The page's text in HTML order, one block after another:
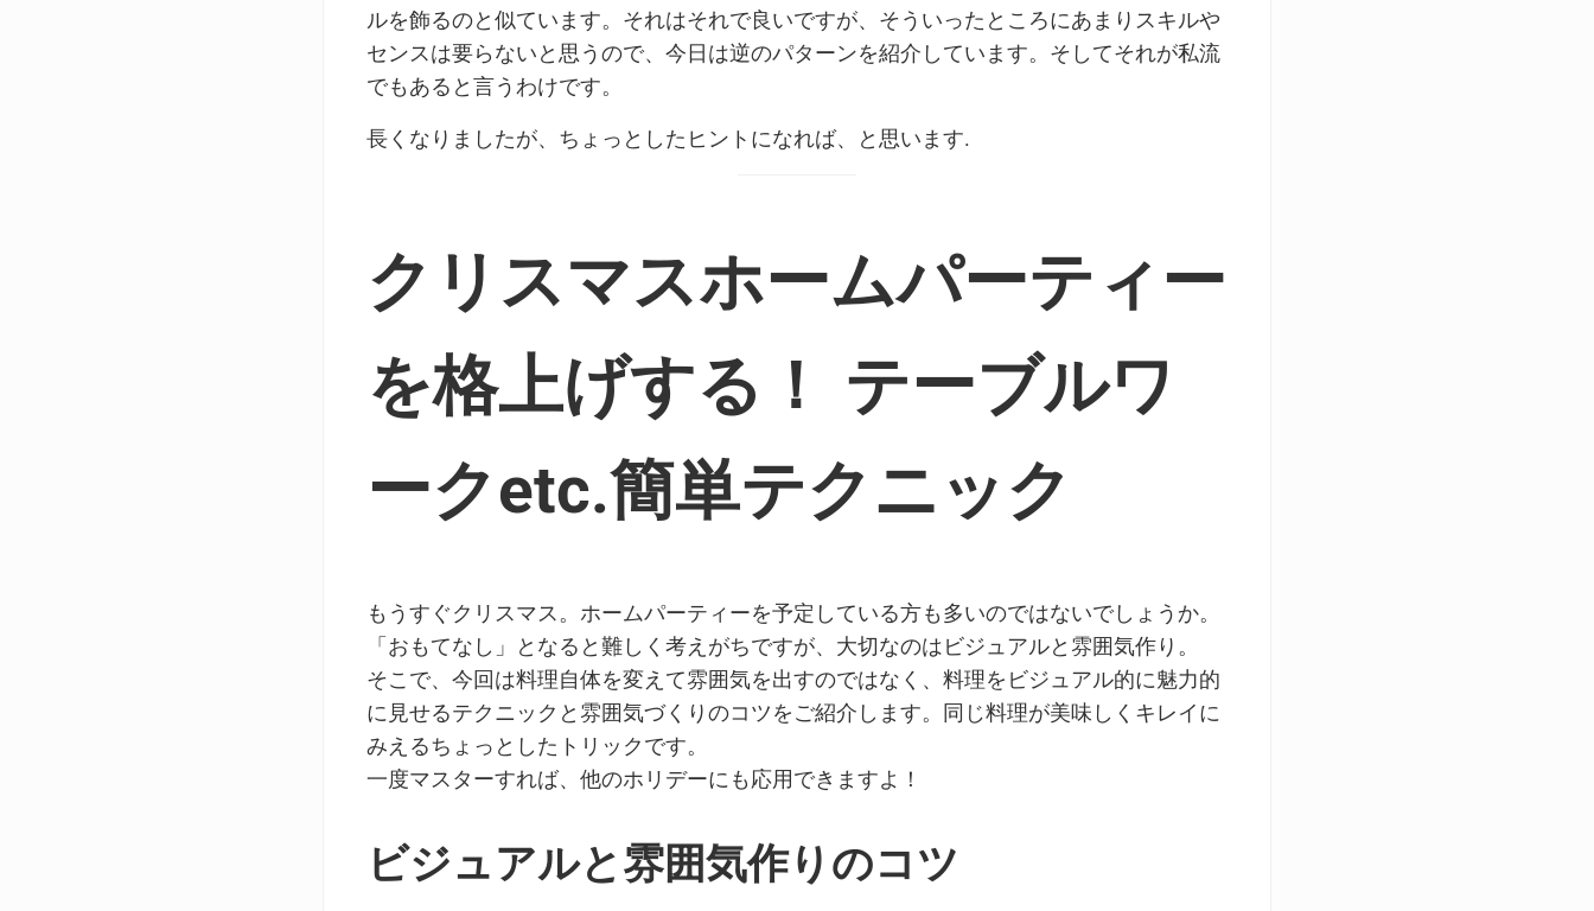
ルを飾るのと似ています。それはそれで良いですが、そういったところにあまりスキルや
センスは要らないと思うので、今日は逆のパターンを紹介しています。そしてそれが私流
でもあると言うわけです。
長くなりましたが、ちょっとしたヒントになれば、と思います.
クリスマスホームパーティー
を格上げする！ テーブルワ
ークetc.簡単テクニック
もうすぐクリスマス。ホームパーティーを予定している方も多いのではないでしょうか。
「おもてなし」となると難しく考えがちですが、大切なのはビジュアルと雰囲気作り。
そこで、今回は料理自体を変えて雰囲気を出すのではなく、料理をビジュアル的に魅力的
に見せるテクニックと雰囲気づくりのコツをご紹介します。同じ料理が美味しくキレイに
みえるちょっとしたトリックです。
一度マスターすれば、他のホリデーにも応用できますよ！
ビジュアルと雰囲気作りのコツ